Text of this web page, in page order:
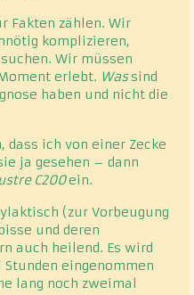
Fakten zählen. Wir
komplizieren,
Wir müssen
erlebt. Wassind
haben und nicht die
ich von einer Zecke
ja gesehen – dann
C200ein.
(zur Vorbeugung
und deren
auch heilend. Es wird
eingenommen
lang noch zweimal